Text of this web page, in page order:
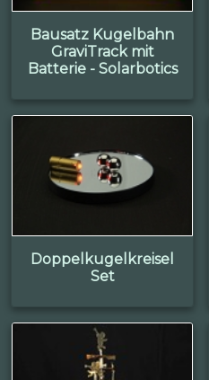
Bausatz Kugelbahn
GraviTrack mit
Batterie - Solarbotics
Doppelkugelkreisel
Set